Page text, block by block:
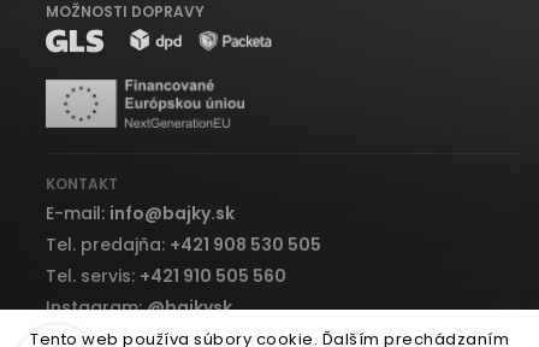
Tento web používa súbory cookie. Ďalším prechádzaním
MOŽNOSTI DOPRAVY
KONTAKT
E-mail: info@bajky.sk
Tel. predajňa: +421 908 530 505
Tel. servis: +421 910 505 560
Instagram:@bajkysk
Facebook:bajky.sk